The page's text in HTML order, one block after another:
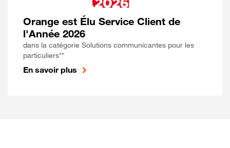
Orange est Élu Service Client de
l'Année 2026
dans la catégorie Solutions communicantes pour les
particuliers**
En savoir plus